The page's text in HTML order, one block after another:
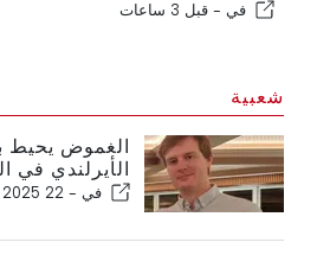
في - قبل 3 ساعات
شعبية
الغموض يحيط
الأيرلندي في
في - 22 Aug 2025